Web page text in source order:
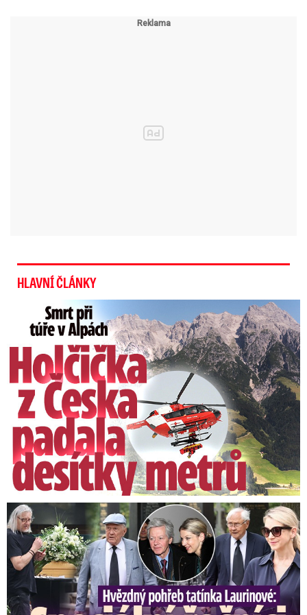
HLAVNÍ ČLÁNKY
Smrt Češky v Alpách: Zemřela při túře s rodiči
Speciální řečníci nad rakví Laurina: Rozbrečeli i dceru